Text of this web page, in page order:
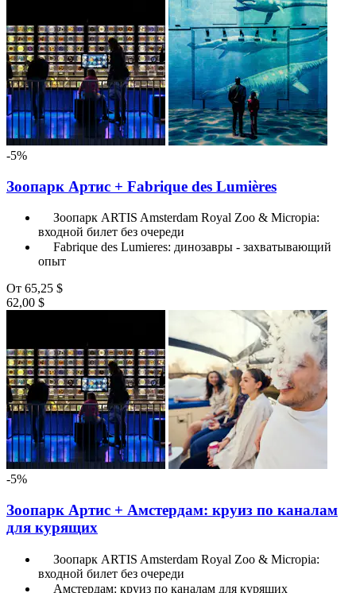
-5%
Зоопарк Артис + Fabrique des Lumières
Зоопарк ARTIS Amsterdam Royal Zoo & Micropia:
входной билет без очереди
Fabrique des Lumieres: динозавры - захватывающий
опыт
От 65,25 $
62,00 $
-5%
Зоопарк Артис + Амстердам: круиз по каналам
для курящих
Зоопарк ARTIS Amsterdam Royal Zoo & Micropia:
входной билет без очереди
Амстердам: круиз по каналам для курящих